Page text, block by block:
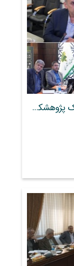
نشست بررسی همکاری‌های مشترک پژوهشکده حفاظت خاک و آبخیزداری با صندوق بیمه کشاورزی